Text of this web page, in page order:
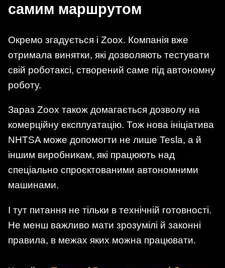
самим маршрутом
Окремо згадується і Zoox. Компанія вже
отримала винятки, які дозволяють тестувати
свій роботаксі, створений саме під автономну
роботу.
Зараз Zoox також домагається дозволу на
комерційну експлуатацію. Тож нова ініціатива
NHTSA може допомогти не лише Tesla, а й
іншим виробникам, які працюють над
спеціально спроєктованими автономними
машинами.
І тут питання не тільки в технічній готовності.
Не менш важливо мати зрозумілі й законні
правила, в межах яких можна працювати.